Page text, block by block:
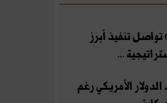
مجموعة QNB تواصل تنفيذ أبرز
...
الأمريكي رغم